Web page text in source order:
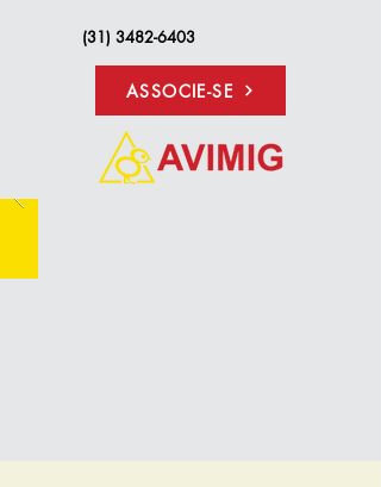
(31) 3482-6403
ASSOCIE-SE